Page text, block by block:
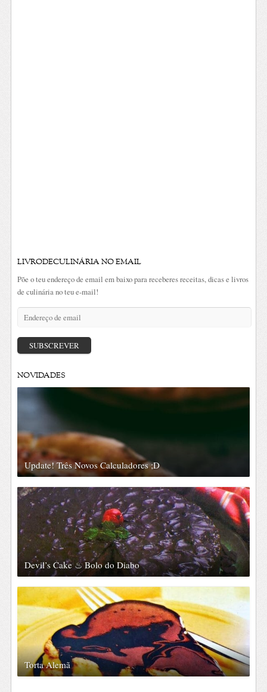
LIVRODECULINÁRIA NO EMAIL
Põe o teu endereço de email em baixo para receberes receitas, dicas e livros
de culinária no teu e-mail!
Endereço
email
SUBSCREVER
NOVIDADES
Update! Três Novos Calculadores ;D
Devil’s Cake ♨ Bolo do Diabo
Torta Alemã